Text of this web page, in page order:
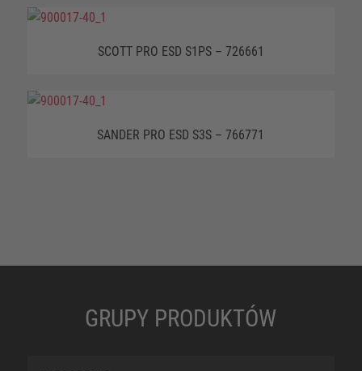
SCOTT PRO ESD S1PS – 726661
SANDER PRO ESD S3S – 766771
GRUPY PRODUKTÓW